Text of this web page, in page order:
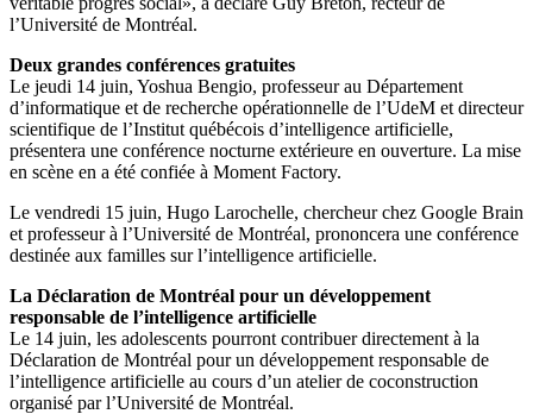
l’Université de Montréal.
Deux grandes conférences gratuites
Le jeudi 14 juin, Yoshua Bengio, professeur au Département
d’informatique et de recherche opérationnelle de l’UdeM et directeur
scientifique de l’Institut québécois d’intelligence artificielle,
présentera une conférence nocturne extérieure en ouverture. La mise
en scène en a été confiée à Moment Factory.
Le vendredi 15 juin, Hugo Larochelle, chercheur chez Google Brain
et professeur à l’Université de Montréal, prononcera une conférence
destinée aux familles sur l’intelligence artificielle.
La Déclaration de Montréal pour un développement
responsable de l’intelligence artificielle
Le 14 juin, les adolescents pourront contribuer directement à la
Déclaration de Montréal pour un développement responsable de
l’intelligence artificielle au cours d’un atelier de coconstruction
organisé par l’Université de Montréal.